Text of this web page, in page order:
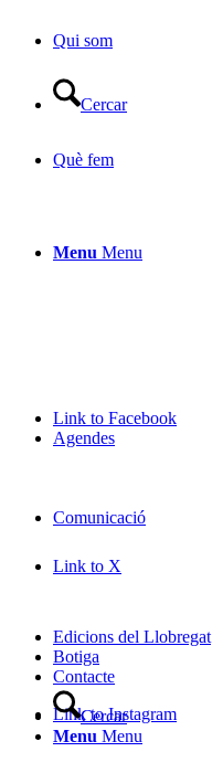
Cercar
Menu Menu
Link to Facebook
Link to X
Link to Instagram
Qui som
Què fem
Agendes
Comunicació
Edicions del Llobregat
Botiga
Contacte
Cercar
Menu Menu